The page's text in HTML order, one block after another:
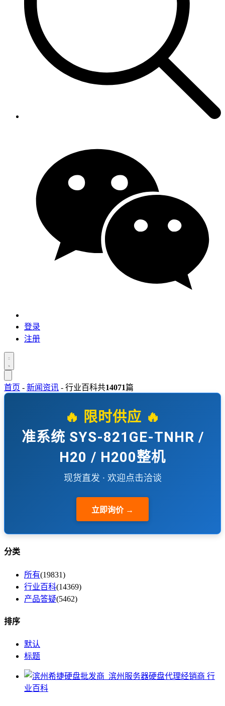
登录
注册
首页 - 新闻资讯 - 行业百科共14071篇
🔥 限时供应 🔥
准系统 SYS-821GE-TNHR /
H20 / H200整机
现货直发 · 欢迎点击洽谈
立即询价 →
分类
所有(19831)
行业百科(14369)
产品答疑(5462)
排序
默认
标题
行
业百科